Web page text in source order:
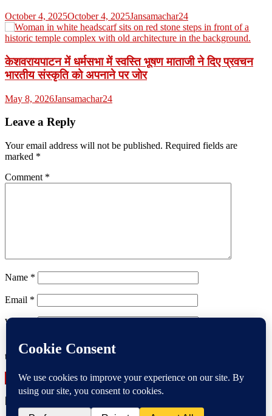
October 4, 2025October 4, 2025Jansamachar24
केशवरायपाटन में धर्मसभा में स्वस्ति भूषण माताजी ने दिए प्रवचन
भारतीय संस्कृति को अपनाने पर जोर
May 8, 2026Jansamachar24
Leave a Reply
Your email address will not be published. Required fields are
marked *
Comment *
Name *
Email *
Website
Save my name, email, and website in this browser for the next
time I comment.
|